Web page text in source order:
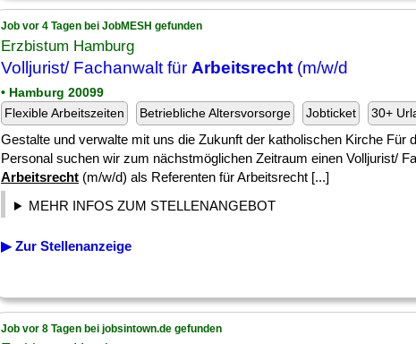
Job vor 4 Tagen bei JobMESH gefunden
Erzbistum Hamburg
Volljurist/ Fachanwalt für Arbeitsrecht (m/w/d
• Hamburg 20099
Flexible Arbeitszeiten
Betriebliche Altersvorsorge Jobticket 30+
Gestalte und verwalte mit uns die Zukunft der katholischen Kirche Für
Personal suchen wir zum nächstmöglichen Zeitraum einen Volljurist/
Arbeitsrecht (m/w/d) als Referenten für Arbeitsrecht [...]
MEHR INFOS ZUM STELLENANGEBOT
▶ Zur Stellenanzeige
Job vor 8 Tagen bei jobsintown.de gefunden